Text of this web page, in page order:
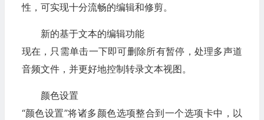
性，可实现十分流畅的编辑和修剪。
新的基于文本的编辑功能
现在，只需单击一下即可删除所有暂停，处理多声道
音频文件，并更好地控制转录文本视图。
颜色设置
“颜色设置”将诸多颜色选项整合到一个选项卡中，以